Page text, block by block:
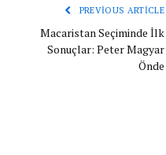
PREVIOUS ARTICLE
Macaristan Seçiminde İlk
Sonuçlar: Peter Magyar
Önde